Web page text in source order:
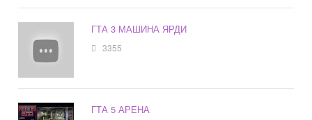
ГТА 3 МАШИНА ЯРДИ
3355
ГТА 5 АРЕНА